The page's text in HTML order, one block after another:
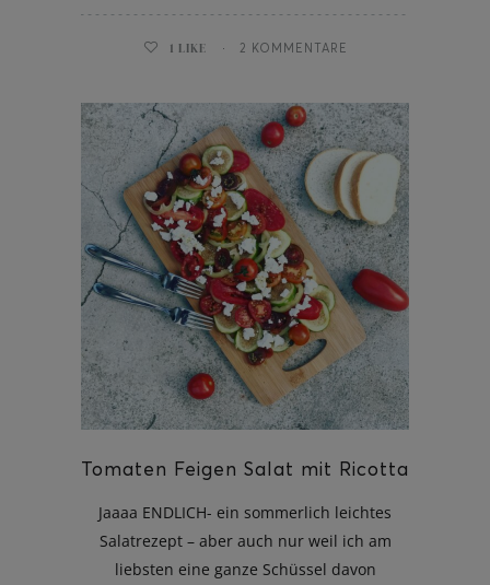
1 LIKE 2 KOMMENTARE
Tomaten Feigen Salat mit Ricotta
Jaaaa ENDLICH- ein sommerlich leichtes
Salatrezept – aber auch nur weil ich am
liebsten eine ganze Schüssel davon